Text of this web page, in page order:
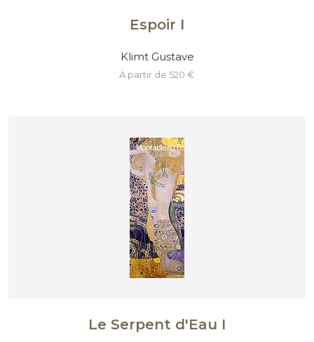
Espoir I
Klimt Gustave
à partir de 520 €
Le Serpent d'Eau I